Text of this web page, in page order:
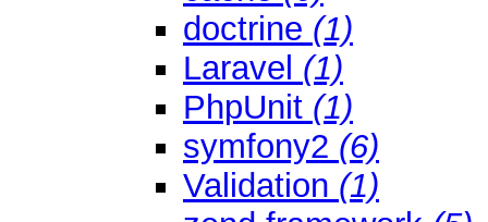
doctrine (1)
Laravel (1)
PhpUnit (1)
symfony2 (6)
Validation (1)